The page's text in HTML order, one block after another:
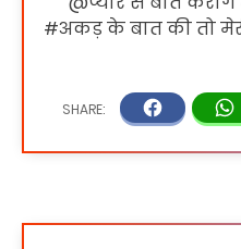
#अकड़ के बात की तो